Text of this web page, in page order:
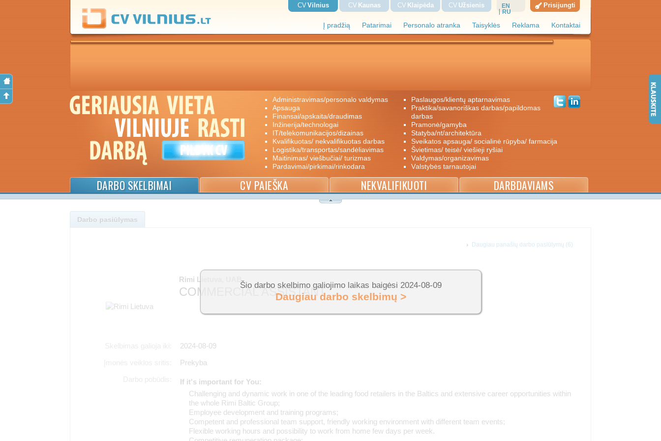
Į pradžią Patarimai Personalo atranka Taisyklės Reklama Kontaktai
CVVilnius CV Kaunas CV Klaipėda CV Užsienis
EN
RU
Prisijungti
administravimas/personalo valdymas
apsauga
finansai/apskaita/draudimas
inžinerija/technologai
IT/telekomunikacijos/dizainas
kvalifikuotas/ nekvalifikuotas darbas
logistika/transportas/sandėliavimas
maitinimas/ viešbučiai/ turizmas
pardavimai/pirkimai/rinkodara
paslaugos/klientų aptarnavimas
praktika/savanoriškas darbas/papildomas
darbas
pramonė/gamyba
statyba/nt/architektūra
sveikatos apsauga/ socialinė rūpyba/ farmacija
švietimas/ teisė/ viešieji ryšiai
valdymas/organizavimas
valstybės tarnautojai
DARBO SKELBIMAI CV PAIEŠKA NEKVALIFIKUOTI DARBDAVIAMS
Darbo pasiūlymas
Rimi Lietuva, UAB
COMMERCIAL ASSISTANT
2024-08-09
Prekyba
If it's important for You:
Challenging and dynamic work in one of the leading food retailers in the Baltics and extensive career opportunities within
the whole Rimi Baltic Group;
Employee development and training programs;
Competent and professional team support, friendly working environment with different team events;
Flexible working hours and possibility to work from home few days per week.
Daugiau panašių darbo pasiūlymų (6)
Šio darbo skelbimo galiojimo laikas baigėsi 2024-08-09
Daugiau darbo skelbimų >